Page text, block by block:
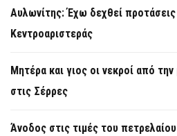
Αυλωνίτης: Έχω δεχθεί
Κεντροαριστεράς
Μητέρα και γιος οι νεκροί από
στις Σέρρες
Άνοδος στις τιμές του πετρελαίου